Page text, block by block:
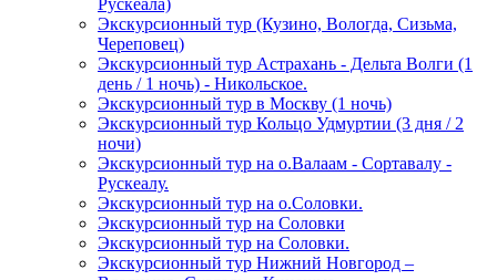
Рускеала)
Экскурсионный тур (Кузино, Вологда, Сизьма,
Череповец)
Экскурсионный тур Астрахань - Дельта Волги (1
день / 1 ночь) - Никольское.
Экскурсионный тур в Москву (1 ночь)
Экскурсионный тур Кольцо Удмуртии (3 дня / 2
ночи)
Экскурсионный тур на о.Валаам - Сортавалу -
Рускеалу.
Экскурсионный тур на о.Соловки.
Экскурсионный тур на Соловки
Экскурсионный тур на Соловки.
Экскурсионный тур Нижний Новгород –